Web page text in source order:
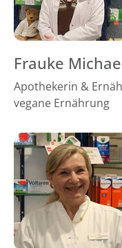
Frauke
Apothekerin &
vegane Ernährung